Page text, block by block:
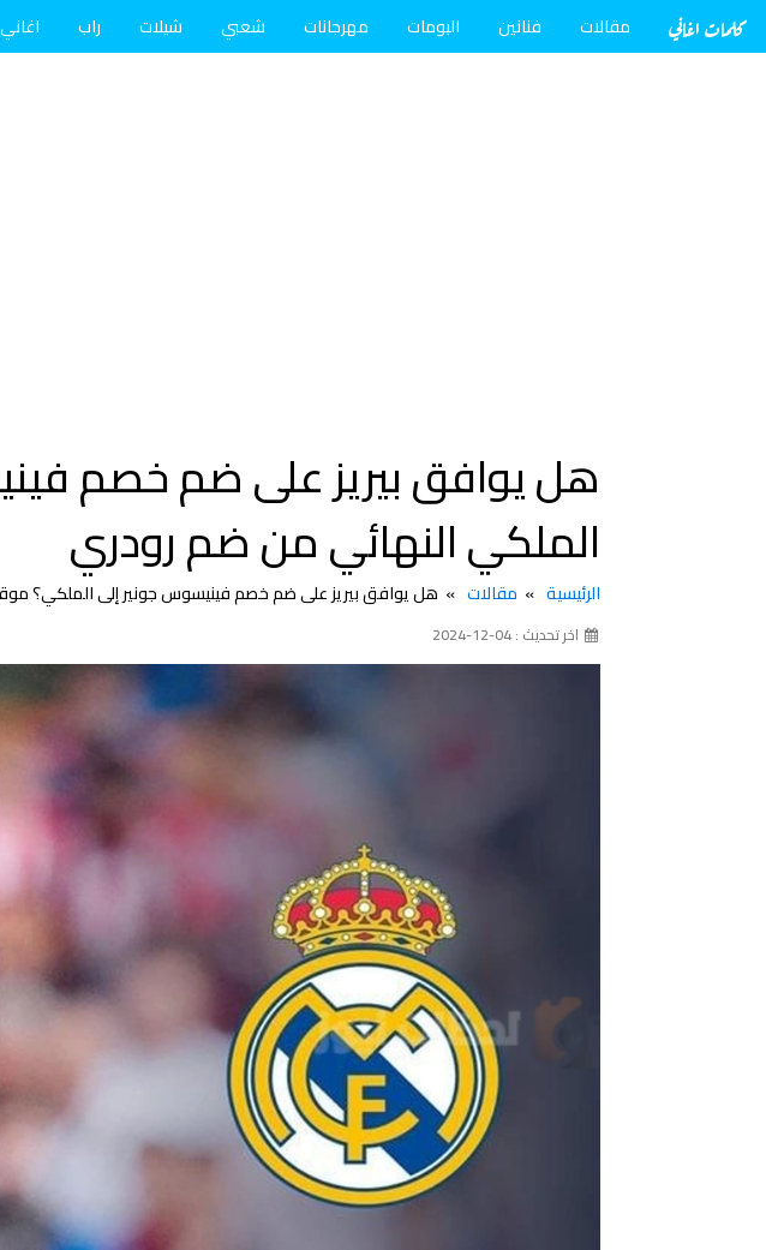
كلمات اغاني مقالات فنانين البومات مهرجانات شعبي شيلات راب
هل يوافق بيريز على ضم خصم
الملكي النهائي من ضم رودري
الرئيسية مقالات هل يوافق بيريز على ضم خصم فينيسوس جونير إلى الملكي؟
اخر تحديث : 04-12-2024